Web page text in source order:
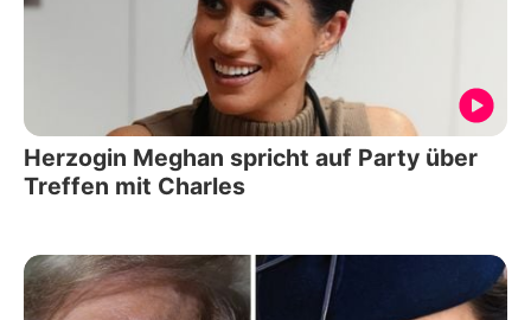
Herzogin Meghan spricht auf Party über
Treffen mit Charles